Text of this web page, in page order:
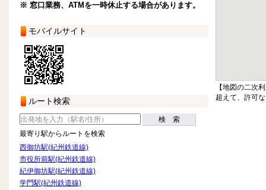
※ 窓口業務、ATMを一時休止する場合があります。
モバイルサイト
ルート検索
検 索
最寄り駅からルートを検索
西御坊駅(紀州鉄道線)
市役所前駅(紀州鉄道線)
紀伊御坊駅(紀州鉄道線)
学門駅(紀州鉄道線)
【地図の二次
超えて、許可